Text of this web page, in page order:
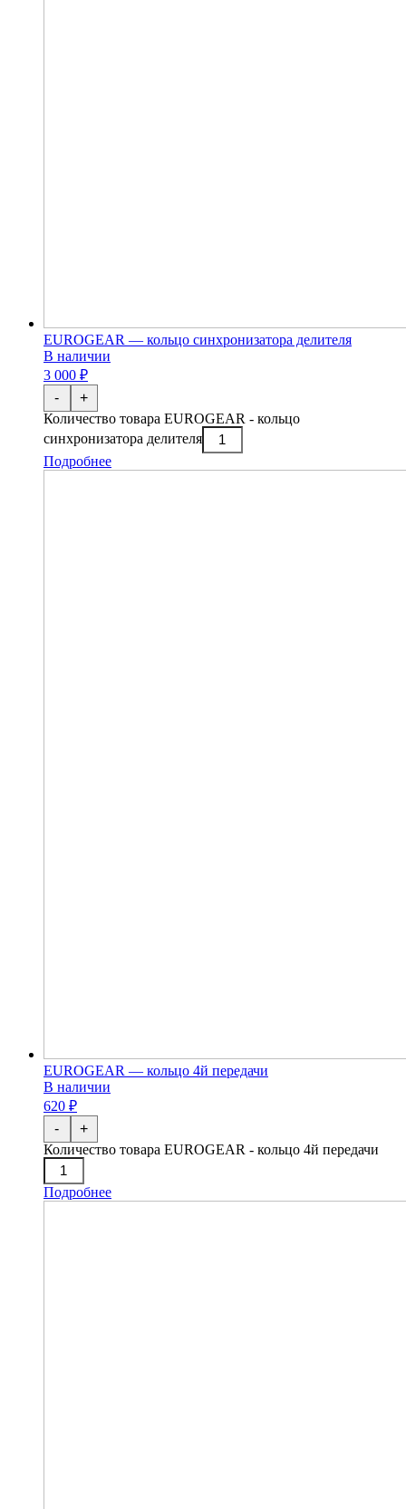
EUROGEAR — кольцо синхронизатора делителя
В наличии
3 000 ₽
-
Количество товара EUROGEAR - кольцо
синхронизатора делителя
+
Подробнее
EUROGEAR — кольцо 4й передачи
В наличии
620 ₽
-
Количество товара EUROGEAR - кольцо 4й передачи
+
Подробнее